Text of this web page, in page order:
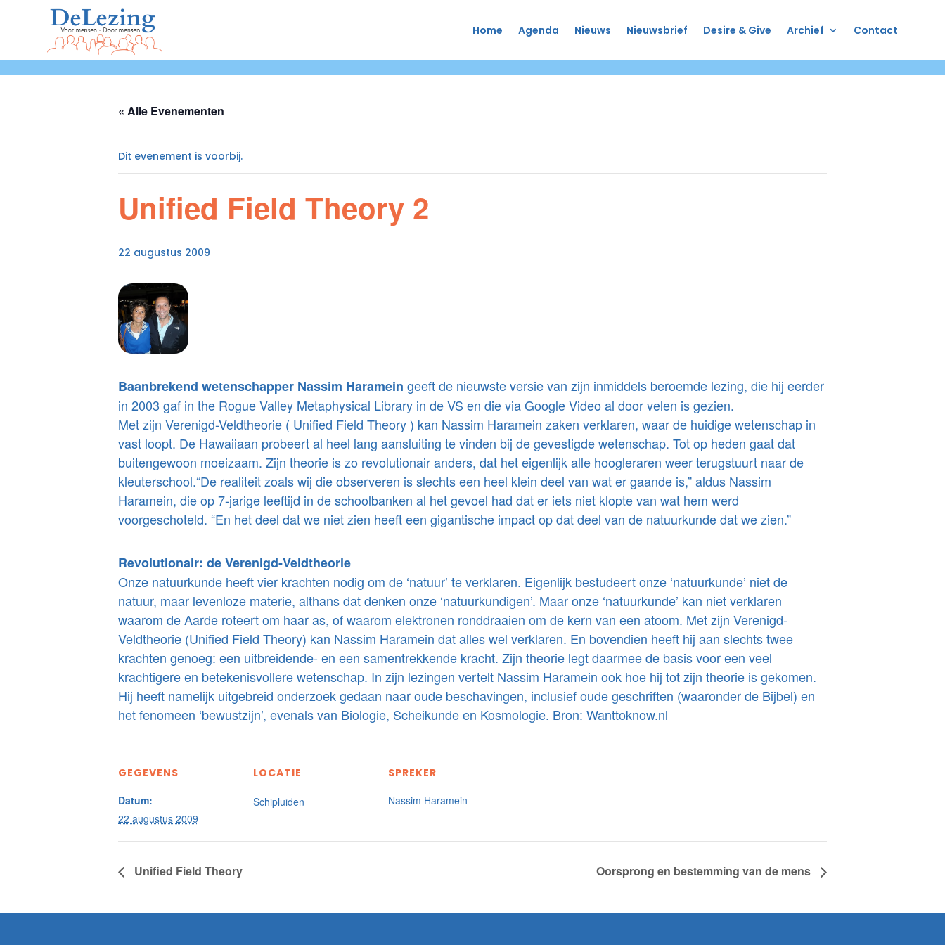
Home Agenda Nieuws Nieuwsbrief Desire & Give Archief Contact
« Alle Evenementen
Dit evenement is voorbij.
Unified Field Theory 2
22 augustus 2009
Baanbrekend wetenschapper Nassim Haramein geeft de nieuwste versie van zijn inmiddels beroemde lezing, die hij eerder
in 2003 gaf in the Rogue Valley Metaphysical Library in de VS en die via Google Video al door velen is gezien.
Met zijn Verenigd-Veldtheorie ( Unified Field Theory ) kan Nassim Haramein zaken verklaren, waar de huidige wetenschap in
vast loopt. De Hawaiiaan probeert al heel lang aansluiting te vinden bij de gevestigde wetenschap. Tot op heden gaat dat
buitengewoon moeizaam. Zijn theorie is zo revolutionair anders, dat het eigenlijk alle hoogleraren weer terugstuurt naar de
kleuterschool.“De realiteit zoals wij die observeren is slechts een heel klein deel van wat er gaande is,” aldus Nassim
Haramein, die op 7-jarige leeftijd in de schoolbanken al het gevoel had dat er iets niet klopte van wat hem werd
voorgeschoteld. “En het deel dat we niet zien heeft een gigantische impact op dat deel van de natuurkunde dat we zien.”
Revolutionair: de Verenigd-Veldtheorie
Onze natuurkunde heeft vier krachten nodig om de ‘natuur’ te verklaren. Eigenlijk bestudeert onze ‘natuurkunde’ niet de
natuur, maar levenloze materie, althans dat denken onze ‘natuurkundigen’. Maar onze ‘natuurkunde’ kan niet verklaren
waarom de Aarde roteert om haar as, of waarom elektronen ronddraaien om de kern van een atoom. Met zijn Verenigd-
Veldtheorie (Unified Field Theory) kan Nassim Haramein dat alles wel verklaren. En bovendien heeft hij aan slechts twee
krachten genoeg: een uitbreidende- en een samentrekkende kracht. Zijn theorie legt daarmee de basis voor een veel
krachtigere en betekenisvollere wetenschap. In zijn lezingen vertelt Nassim Haramein ook hoe hij tot zijn theorie is gekomen.
Hij heeft namelijk uitgebreid onderzoek gedaan naar oude beschavingen, inclusief oude geschriften (waaronder de Bijbel) en
het fenomeen ‘bewustzijn’, evenals van Biologie, Scheikunde en Kosmologie. Bron: Wanttoknow.nl
GEGEVENS
Datum:
22 augustus 2009
LOCATIE
Schipluiden
SPREKER
Nassim Haramein
Unified Field Theory Oorsprong en bestemming van de mens